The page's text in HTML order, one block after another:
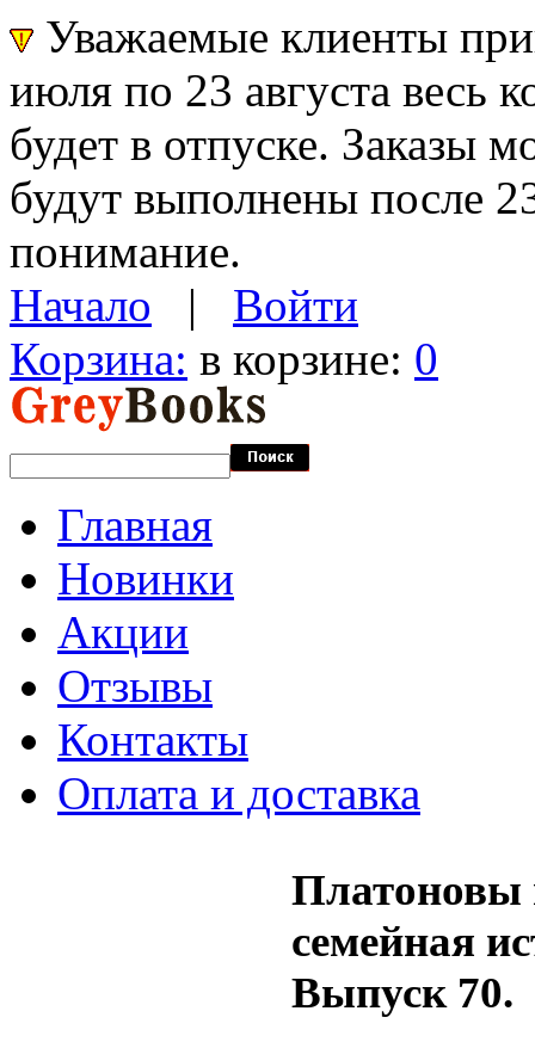
Уважаемые клиенты
июля по 23 августа весь
будет в отпуске. Заказы
будут выполнены после
понимание.
Начало | Войти
Корзина: в корзине: 0
Главная
Новинки
Акции
Отзывы
Контакты
Оплата и доставка
Платоновы
семейная
Выпуск 70.